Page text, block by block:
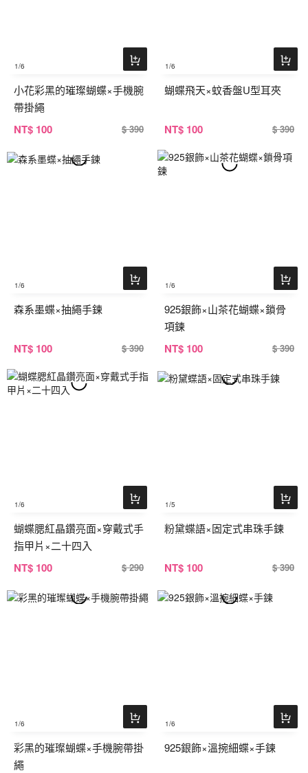
1/6
小花彩黑的璀璨蝴蝶×手機腕
帶掛繩
NT$ 100 $ 390
1/6
蝴蝶飛天×蚊香盤U型耳夾
NT$ 100 $ 390
1/6
森系墨蝶×抽繩手鍊
NT$ 100 $ 390
1/6
925銀飾×山茶花蝴蝶×鎖骨
項鍊
NT$ 100 $ 390
1/6
蝴蝶腮紅晶鑽亮面×穿戴式手
指甲片×二十四入
NT$ 100 $ 290
1/5
粉黛蝶語×固定式串珠手鍊
NT$ 100 $ 390
1/6
彩黑的璀璨蝴蝶×手機腕帶掛
繩
1/6
925銀飾×溫捥細蝶×手鍊